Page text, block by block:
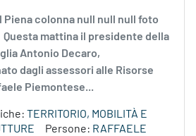
Piena colonna null null null foto
mattina il presidente della
Antonio Decaro,
dagli assessori alle Risorse
Piemontese...
TERRITORIO, MOBILITÀ E
Persone: RAFFAELE